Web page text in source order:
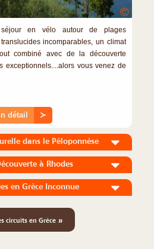
©
en vélo autour de plages
incomparables, un climat
combiné avec de la découverte
exceptionnels....alors vous venez de
détail ≻
dans le Péloponnèse
à Rhodes
en Grèce Inconnue
circuits en Grèce»